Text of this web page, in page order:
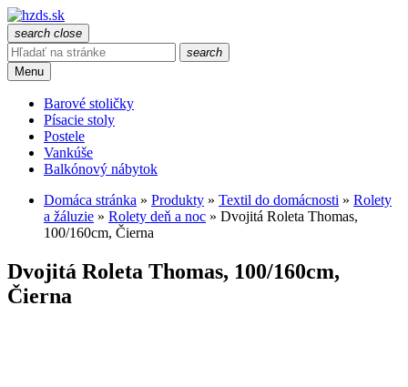
search close
search
Menu
Barové stoličky
Písacie stoly
Postele
Vankúše
Balkónový nábytok
Domáca stránka » Produkty » Textil do domácnosti » Rolety
a žáluzie » Rolety deň a noc » Dvojitá Roleta Thomas,
100/160cm, Čierna
Dvojitá Roleta Thomas, 100/160cm,
Čierna